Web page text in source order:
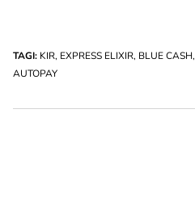
TAGI: KIR, EXPRESS ELIXIR, BLUE CASH,
AUTOPAY